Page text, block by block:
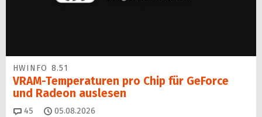
HWINFO 8.51
VRAM-Temperaturen pro Chip für GeForce
und Radeon auslesen
45 Kommentare
05.08.2026